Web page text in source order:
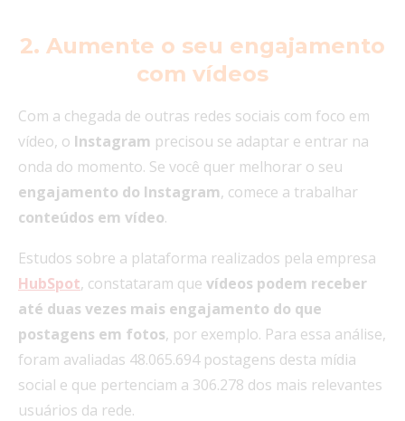
2. Aumente o seu engajamento
com vídeos
Com a chegada de outras redes sociais com foco em
vídeo, o Instagram precisou se adaptar e entrar na
onda do momento. Se você quer melhorar o seu
engajamento do Instagram, comece a trabalhar
conteúdos em vídeo.
Estudos sobre a plataforma realizados pela empresa
HubSpot, constataram que vídeos podem receber
até duas vezes mais engajamento do que
postagens em fotos, por exemplo. Para essa análise,
foram avaliadas 48.065.694 postagens desta mídia
social e que pertenciam a 306.278 dos mais relevantes
usuários da rede.